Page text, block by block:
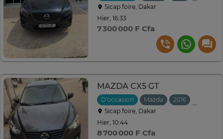
Sicap foire, Dakar
Hier, 16:33
7 300 000 F Cfa
MAZDA CX5 GT
D'occasion Mazda 2016
Sicap foire, Dakar
Hier, 10:44
8 700 000 F Cfa